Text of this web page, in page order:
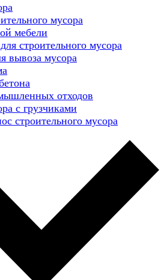
мусора
мебели
строительного мусора
вывоза мусора
отходов
с грузчиками
строительного мусора